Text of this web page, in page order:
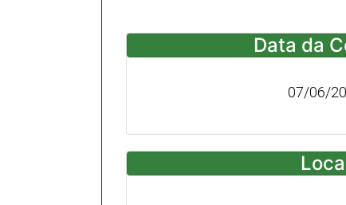
Data da
07/06/